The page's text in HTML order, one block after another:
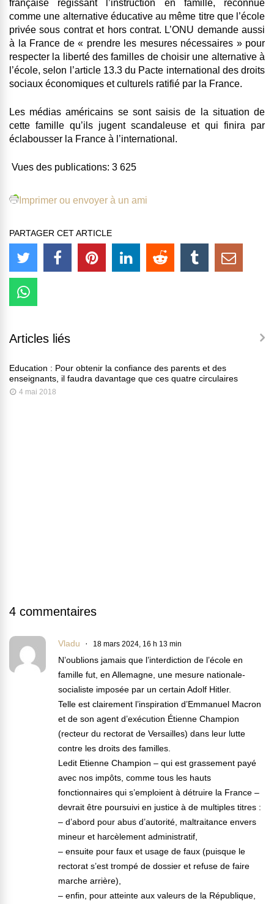
française régissant l’instruction en famille, reconnue
comme une alternative éducative au même titre que l’école
privée sous contrat et hors contrat. L’ONU demande aussi
à la France de « prendre les mesures nécessaires » pour
respecter la liberté des familles de choisir une alternative à
l’école, selon l’article 13.3 du Pacte international des droits
sociaux économiques et culturels ratifié par la France.
Les médias américains se sont saisis de la situation de
cette famille qu’ils jugent scandaleuse et qui finira par
éclabousser la France à l’international.
Vues des publications: 3 625
Imprimer ou envoyer à un ami
PARTAGER CET ARTICLE
Articles liés
Education : Pour obtenir la confiance des parents et des
enseignants, il faudra davantage que ces quatre circulaires
4 mai 2018
4 commentaires
Vladu 18 mars 2024, 16 h 13 min
N’oublions jamais que l’interdiction de l’école en
famille fut, en Allemagne, une mesure nationale-
socialiste imposée par un certain Adolf Hitler.
Telle est clairement l’inspiration d’Emmanuel Macron
et de son agent d’exécution Étienne Champion
(recteur du rectorat de Versailles) dans leur lutte
contre les droits des familles.
Ledit Etienne Champion – qui est grassement payé
avec nos impôts, comme tous les hauts
fonctionnaires qui s’emploient à détruire la France –
devrait être poursuivi en justice à de multiples titres :
– d’abord pour abus d’autorité, maltraitance envers
mineur et harcèlement administratif,
– ensuite pour faux et usage de faux (puisque le
rectorat s’est trompé de dossier et refuse de faire
marche arrière),
– enfin, pour atteinte aux valeurs de la République,